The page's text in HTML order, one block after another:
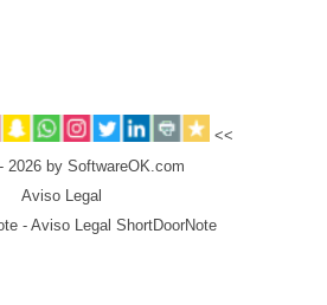
<<
2026 by SoftwareOK.com
Aviso Legal
- Aviso Legal ShortDoorNote